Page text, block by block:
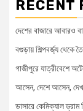
RECENT
দেশের বাজারে আবারও
বগুড়ায় শিল্পবর্জ্য থেকে
গাজীপুরে যাত্রীবেশে
আসেন, দেশে আসেন,
ডাসারে কেমিক্যাল